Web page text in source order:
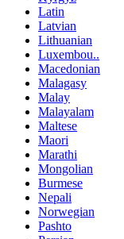
Latin
Latvian
Lithuanian
Luxembou..
Macedonian
Malagasy
Malay
Malayalam
Maltese
Maori
Marathi
Mongolian
Burmese
Nepali
Norwegian
Pashto